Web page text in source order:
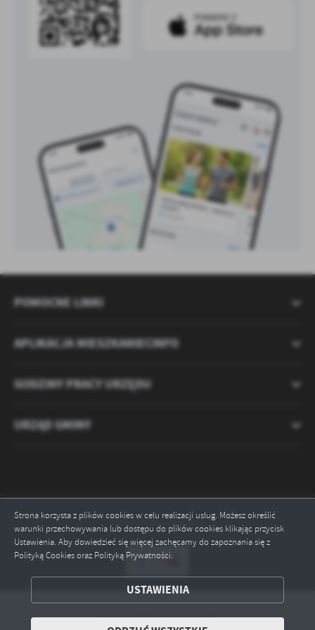
Strona korzysta z plików cookies w celu realizacji usług. Możesz określić
warunki przechowywania lub dostępu do plików cookies klikając przycisk
Ustawienia. Aby dowiedzieć się więcej zachęcamy do zapoznania się z
Polityką Cookies oraz Polityką Prywatności.
USTAWIENIA
ZAPISZ WYBRANE
POMOCNE LINKI
APLIKACJA MIESZKANIECINFO
GODZINY PRACY URZĘDU
URZĄD GMINY
Odwiedzin: 2121373
Copyright by ryczywol.pl